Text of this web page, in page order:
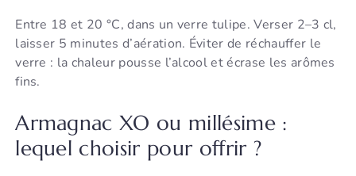
Entre 18 et 20 °C, dans un verre tulipe. Verser 2–3 cl,
laisser 5 minutes d’aération. Éviter de réchauffer le
verre : la chaleur pousse l’alcool et écrase les arômes
fins.
Armagnac XO ou millésime :
lequel choisir pour offrir ?